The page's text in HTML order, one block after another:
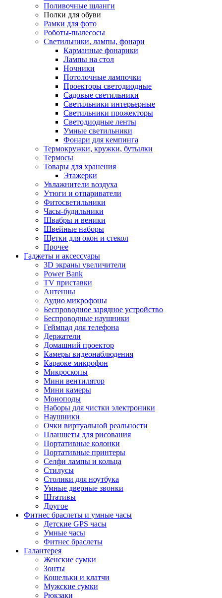
Поливочные шланги
Полки для обуви
Рамки для фото
Роботы-пылесосы
Светильники, лампы, фонари
Карманные фонарики
Лампы на стол
Ночники
Потолочные лампочки
Проекторы светодиодные
Садовые светильники
Светильники интерьерные
Светильники прожекторы
Светодиодные ленты
Умные светильники
Фонари для кемпинга
Термокружки, кружки, бутылки
Термосы
Товары для хранения
Этажерки
Увлажнители воздуха
Утюги и отпариватели
Фитосветильники
Часы-будильники
Швабры и веники
Швейные наборы
Щетки для окон и стекол
Прочее
Гаджеты и аксессуары
3D экраны увеличители
Power Bank
TV приставки
Антенны
Аудио микрофоны
Беспроводное зарядное устройство
Беспроводные наушники
Геймпад для телефона
Держатели
Домашний проектор
Камеры видеонаблюдения
Караоке микрофон
Микроскопы
Мини вентилятор
Мини камеры
Моноподы
Наборы для чистки электроники
Наушники
Очки виртуальной реальности
Планшеты для рисования
Портативные колонки
Портативные принтеры
Селфи лампы и кольца
Стилусы
Столики для ноутбука
Умные дверные звонки
Штативы
Другое
Фитнес браслеты и умные часы
Детские GPS часы
Умные часы
Фитнес браслеты
Галантерея
Женские сумки
Зонты
Кошельки и клатчи
Мужские сумки
Рюкзаки